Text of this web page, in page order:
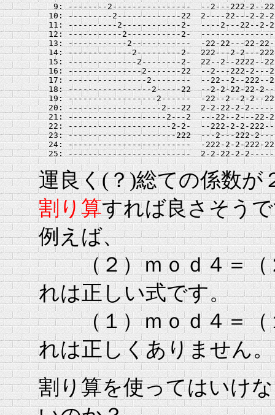
9: --------2----------------  --2---222-2--
10: ---------2-------------22  2----22---2-2-
11: ----------2------------2-  ----2---22--2-
12: -----------2-----------2-
13: ------------2------------  -22-22---22-
14: -------------2---------2-  222---2-2---
15: --------------2--------2-  22--2--2222--
16: ---------------2-------22  --2---222-2---
17: ----------------2--------  --22--2--222--
18: -----------------2-----22  --2-2-22-22-
19: ------------------2------  -22--2--2-2--
20: -------------------2---22  2-2-22-2-
21: --------------------2---2  ---22--2---22-
22: ---------------------2-2-  --222-2-2-
23: ----------------------222  ---2---222-
24: -------------------------  -222-2-2-222-
運良く(？)総ての係数が
割り算すれば良さそう
例えば、
（２）ｍｏｄ４＝（
れは正しい式です。
（１）ｍｏｄ４＝（
れは正しくありません。
割り算を使ってはいけ